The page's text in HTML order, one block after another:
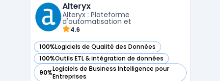
plateforme permet de connecter des
sources de données dispar ...
Alteryx
Alteryx : Plateforme
d'automatisation et
4.6
100%Logiciels de Qualité des Données
— voir Alteryx dans cette catégorie
100%Outils ETL & intégration de données
— voir Alteryx dans cette catégorie
90%Logiciels de Business Intelligence pour
Entreprises
— voir Alteryx dans cette catégorie